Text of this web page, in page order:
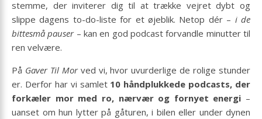
stemme, der inviterer dig til at trække vejret dybt og
slippe dagens to-do-liste for et øjeblik. Netop dér – i de
bittesmå pauser– kan en god podcast forvandle minutter til
ren velvære.
På Gaver Til Morved vi, hvor uvurderlige de rolige stunder
er. Derfor har vi samlet 10 håndplukkede podcasts, der
forkæler mor med ro, nærvær og fornyet energi –
uanset om hun lytter på gåturen, i bilen eller under dynen